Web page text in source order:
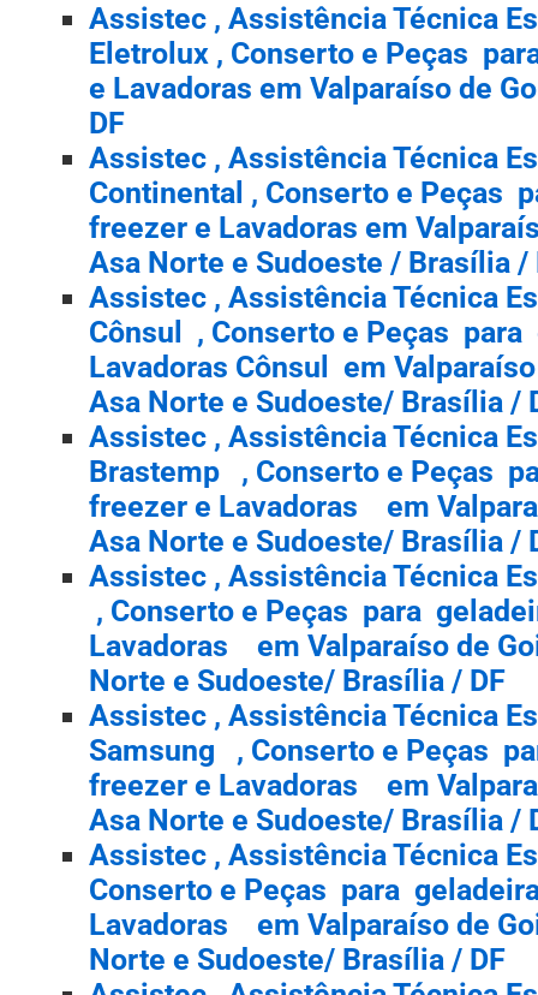
Assistec , Assistência Técnica
Eletrolux , Conserto e Peças
e Lavadoras em Valparaíso de
DF
Assistec , Assistência Técnica
Continental , Conserto e Peças
freezer e Lavadoras em
Asa Norte e Sudoeste / Brasília /
Assistec , Assistência Técnica
Cônsul , Conserto e Peças
Lavadoras Cônsul em
Asa Norte e Sudoeste/ Brasília /
Assistec , Assistência Técnica
Brastemp , Conserto e Peças
freezer e Lavadoras em
Asa Norte e Sudoeste/ Brasília /
Assistec , Assistência Técnica
, Conserto e Peças para
Lavadoras em Valparaíso de
Norte e Sudoeste/ Brasília / DF
Assistec , Assistência Técnica
Samsung , Conserto e Peças
freezer e Lavadoras em
Asa Norte e Sudoeste/ Brasília /
Assistec , Assistência Técnica
Conserto e Peças para
Lavadoras em Valparaíso de
Norte e Sudoeste/ Brasília / DF